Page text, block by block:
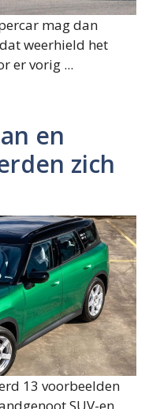
mag dan
weerhield het
er vorig ...
en
zich
13 voorbeelden